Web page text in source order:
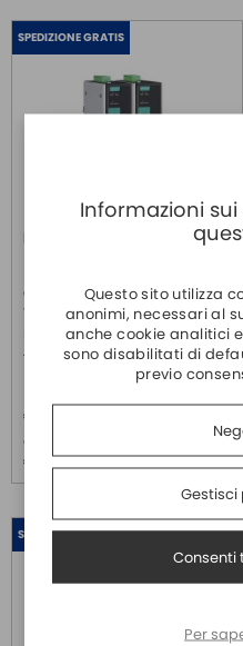
SPEDIZIONE GRATIS
Convertitore PoE da
10/100basetx a 100basefx
multimodale con connettori sc,
48vdc 0 +60c°
€ 570,20
Oltre 5 pezzi:
€ 549,10
SPEDIZIONE GRATIS
Informazioni
Questo sito utilizza
anonimi, necessari al
anche cookie analitici
sono disabilitati di
previo
Gestisci
Consenti
Per